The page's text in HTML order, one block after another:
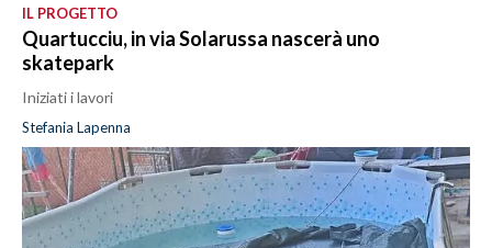
IL PROGETTO
Quartucciu, in via Solarussa nascerà uno
skatepark
Iniziati i lavori
Stefania Lapenna